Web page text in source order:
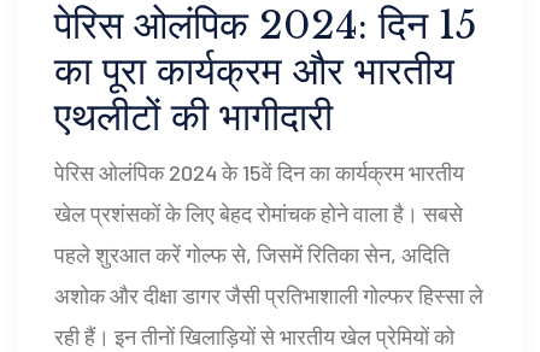
पेरिस ओलंपिक 2024: दिन 15
का पूरा कार्यक्रम और भारतीय
एथलीटों की भागीदारी
पेरिस ओलंपिक 2024 के 15वें दिन का कार्यक्रम भारतीय
खेल प्रशंसकों के लिए बेहद रोमांचक होने वाला है। सबसे
पहले शुरआत करें गोल्फ से, जिसमें रितिका सेन, अदिति
अशोक और दीक्षा डागर जैसी प्रतिभाशाली गोल्फर हिस्सा ले
रही हैं। इन तीनों खिलाड़ियों से भारतीय खेल प्रेमियों को